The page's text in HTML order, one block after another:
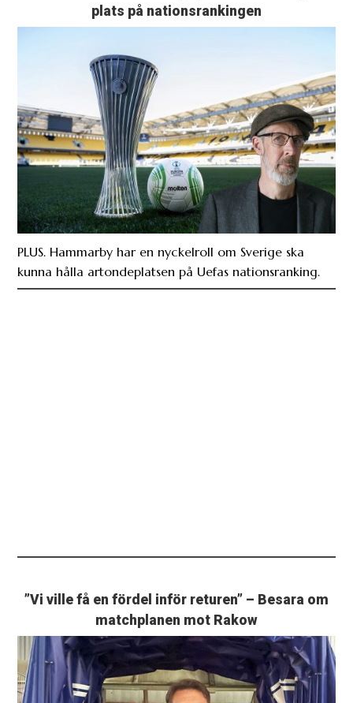
plats på nationsrankingen
PLUS. Hammarby har en nyckelroll om Sverige ska
kunna hålla artondeplatsen på Uefas nationsranking.
”Vi ville få en fördel inför returen” – Besara om
matchplanen mot Rakow